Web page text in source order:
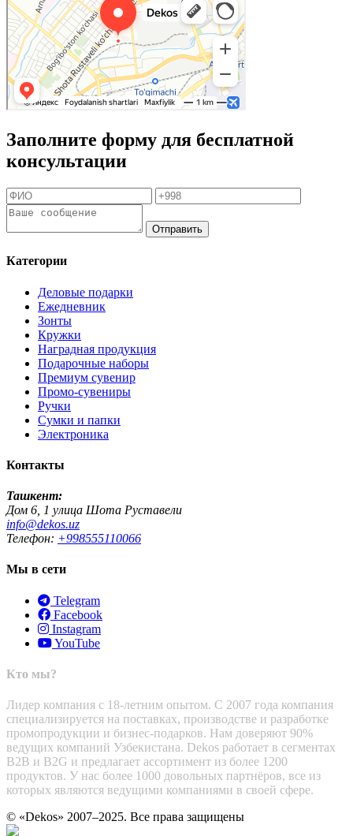
Заполните форму для бесплатной
консультации
Отправить
Категории
Деловые подарки
Ежедневник
Зонты
Кружки
Наградная продукция
Подарочные наборы
Премиум сувенир
Промо-сувениры
Ручки
Сумки и папки
Электроника
Контакты
Ташкент:
Дом 6, 1 улица Шота Руставели
info@dekos.uz
Телефон: +998555110066
Мы в сети
Telegram
Facebook
Instagram
YouTube
Кто мы?
Лидер компания с 18-летним опытом. С 2007 года компания
специализируется на поставках, производстве и разработке
промопродукции и бизнес-подарков. Нам доверяют 90%
ведущих компаний Узбекистана. Dekos работает в сегментах
B2B и B2G и предлагает ассортимент из более 1200
продуктов. У нас более 1000 довольных партнёров, все из
которых являются ведущими компаниями в своей сфере.
© «Dekos» 2007–2025. Все права защищены